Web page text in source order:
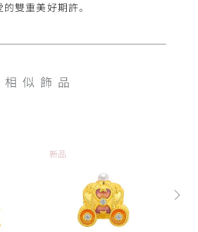
相似飾品
新品